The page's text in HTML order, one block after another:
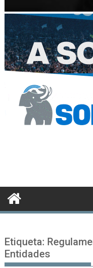
Etiqueta:
Entidades